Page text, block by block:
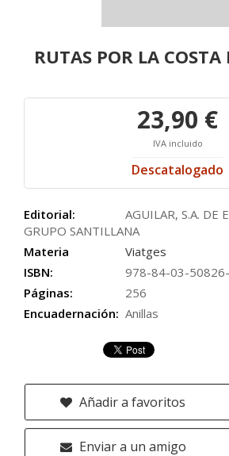
RUTAS POR LA COSTA
23,90 €
IVA incluido
Descatalogado
Editorial:
AGUILAR, S.A. DE
GRUPO SANTILLANA
Materia
Viatges
ISBN:
978-84-03-
Páginas:
256
Encuadernación: Anillas
Añadir a favoritos
Enviar a un amigo